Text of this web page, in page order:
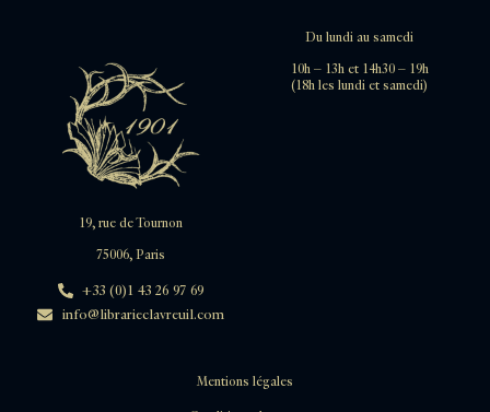
Du lundi au samedi
10h – 13h et 14h30 – 19h
(18h les lundi et samedi)
19, rue de Tournon
75006, Paris
+33 (0)1 43 26 97 69
info@librarieclavreuil.com
Mentions légales